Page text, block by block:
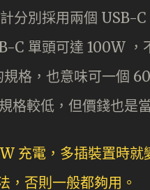
分別採用兩個 USB-
C 單頭可達 100W ，
格，也意味可一個
格較低，但價錢也是